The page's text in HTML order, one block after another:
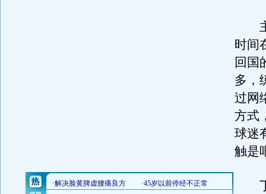
主
时间
回国
多，
过网
方式
球迷
触是
丁